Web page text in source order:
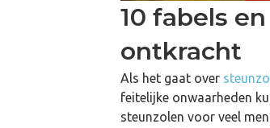
10 fabels
ontkracht
Als het gaat over
feitelijke onwaarheden
steunzolen voor veel